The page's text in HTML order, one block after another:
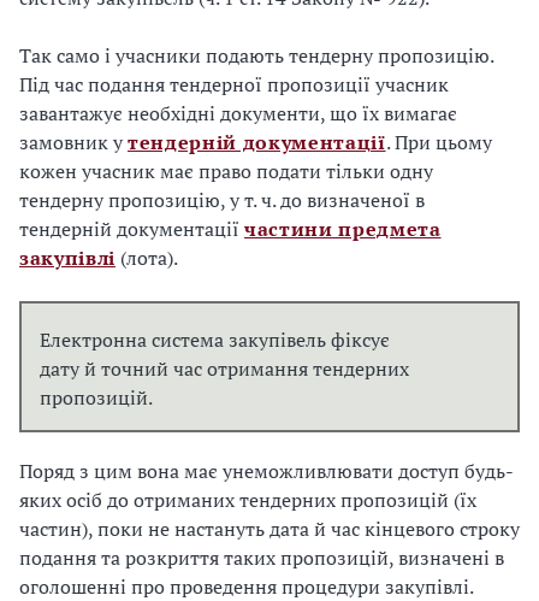
Так само і учасники подають тендерну пропозицію.
Під час подання тендерної пропозиції учасник
завантажує необхідні документи, що їх вимагає
замовник утендерній документації. При цьому
кожен учасник має право подати тільки одну
тендерну пропозицію, у т. ч. до визначеної в
тендерній документації частини предмета
закупівлі (лота).
Електронна система закупівель фіксує
дату й точний час отримання тендерних
пропозицій.
Поряд з цим вона має унеможливлювати доступ будь-
яких осіб до отриманих тендерних пропозицій (їх
частин), поки не настануть дата й час кінцевого строку
подання та розкриття таких пропозицій, визначені в
оголошенні про проведення процедури закупівлі.